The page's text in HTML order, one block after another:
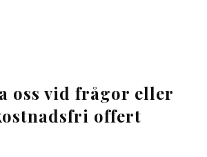
oss vid frågor eller
offert